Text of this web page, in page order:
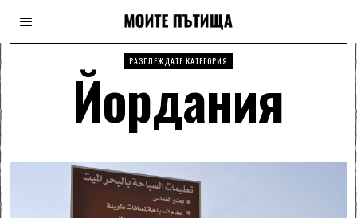
РАЗГЛЕЖДАТЕ КАТЕГОРИЯ
Йордания